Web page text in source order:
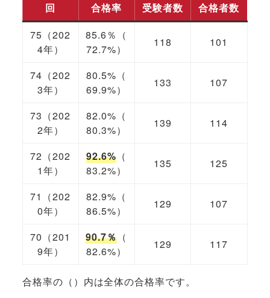
回 合格率 受験者数
合格者数
75（202
4年）
85.6％（
72.7%）
118 101
74（202
3年）
80.5%（
69.9%）
133 107
73（202
2年）
82.0%（
80.3%）
139 114
72（202
1年）
92.6% （
83.2%）
135 125
71（202
0年）
82.9%（
86.5%）
129 107
70（201
9年）
90.7％ （
82.6%）
129 117
合格率の（）内は全体の合格率です。